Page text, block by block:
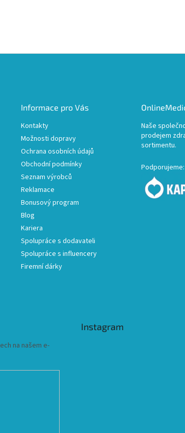
Informace pro Vás
Kontakty
Možnosti dopravy
Ochrana osobních údajů
Obchodní podmínky
Seznam výrobců
Reklamace
Bonusový program
Blog
Kariera
Spolupráce s dodavateli
Spolupráce s influencery
Firemní dárky
Naše
prodejem
sortimentu.
Podporujeme:
na našem e-
Instagram